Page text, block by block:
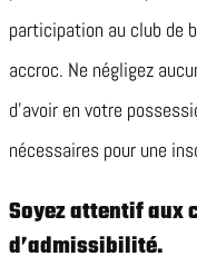
participation au club de
accroc. Ne négligez
d’avoir en votre
nécessaires pour une
Soyez attentif aux
d’admissibilité.